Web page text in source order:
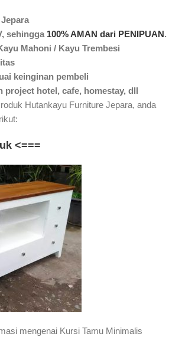
sehingga 100% AMAN dari PENIPUAN.
Mahoni / Kayu Trembesi
keinginan pembeli
project hotel, cafe, homestay, dll
Hutankayu Furniture Jepara, anda
<===
mengenai Kursi Tamu Minimalis